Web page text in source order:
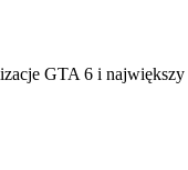
GTA 6 i